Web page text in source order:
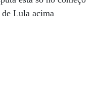
de Lula acima